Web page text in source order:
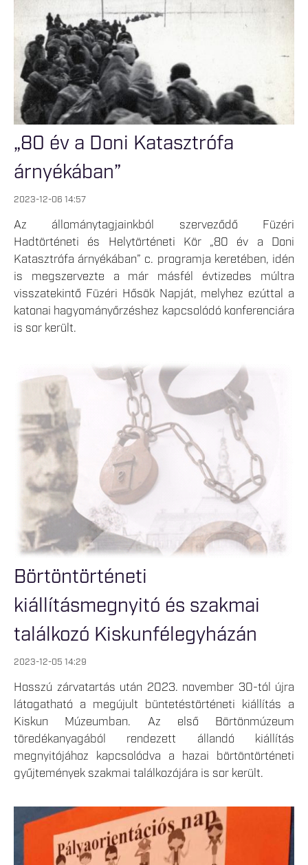
„80 év a Doni Katasztrófa
árnyékában”
2023-12-06 14:57
Az állománytagjainkból szerveződő Füzéri
Hadtörténeti és Helytörténeti Kör „80 év a Doni
Katasztrófa árnyékában” c. programja keretében, idén
is megszervezte a már másfél évtizedes múltra
visszatekintő Füzéri Hősök Napját, melyhez ezúttal a
katonai hagyományőrzéshez kapcsolódó konferenciára
is sor került.
Börtöntörténeti
kiállításmegnyitó és szakmai
találkozó Kiskunfélegyházán
2023-12-05 14:29
Hosszú zárvatartás után 2023. november 30-tól újra
látogatható a megújult büntetéstörténeti kiállítás a
Kiskun Múzeumban. Az első Börtönmúzeum
töredékanyagából rendezett állandó kiállítás
megnyitójához kapcsolódva a hazai börtöntörténeti
gyűjtemények szakmai találkozójára is sor került.